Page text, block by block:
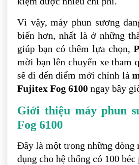
Vì vậy, máy phun sương
biến hơn, nhất là ở những
giúp bạn có thêm lựa chọn,
mời bạn lên chuyến xe tham
sẽ đi đến điểm mới chính là
Fujitex Fog 6100 ngay bây
Giới thiệu máy phun
Fog 6100
Đây là một trong những dòng
dụng cho hệ thống có 100 béc